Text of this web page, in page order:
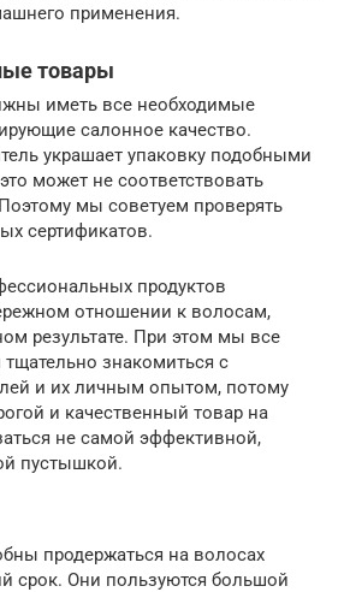
применения.
товары
иметь все необходимые
салонное качество.
украшает упаковку подобными
может не соответствовать
мы советуем проверять
сертификатов.
продуктов
отношении к волосам,
результате. При этом мы все
знакомиться с
и их личным опытом, потому
и качественный товар на
не самой эффективной,
пустышкой.
продержаться на волосах
срок. Они пользуются большой